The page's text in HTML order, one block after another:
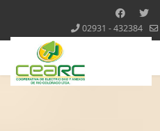
02931 - 432384